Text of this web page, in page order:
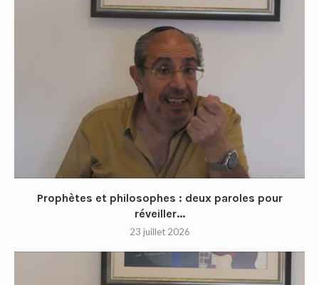
Prophètes et philosophes : deux paroles pour
réveiller...
23 juillet 2026